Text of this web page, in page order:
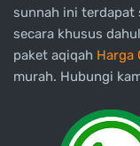
sunnah ini terdapat
secara khusus
paket aqiqah Harga
murah. Hubungi